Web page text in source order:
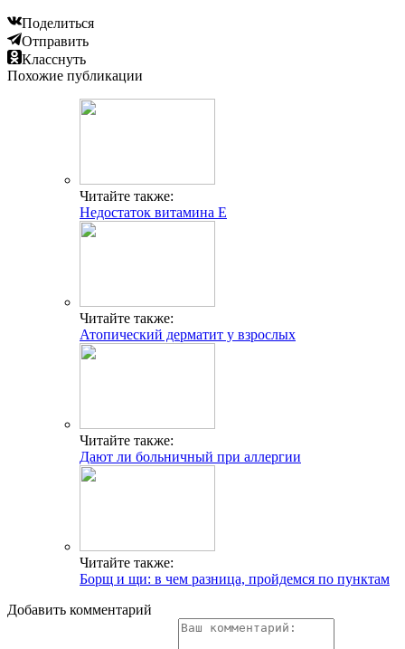
Поделиться
Отправить
Класснуть
Похожие публикации
Читайте также:
Недостаток витамина Е
Читайте также:
Атопический дерматит у взрослых
Читайте также:
Дают ли больничный при аллергии
Читайте также:
Борщ и щи: в чем разница, пройдемся по пунктам
Добавить комментарий